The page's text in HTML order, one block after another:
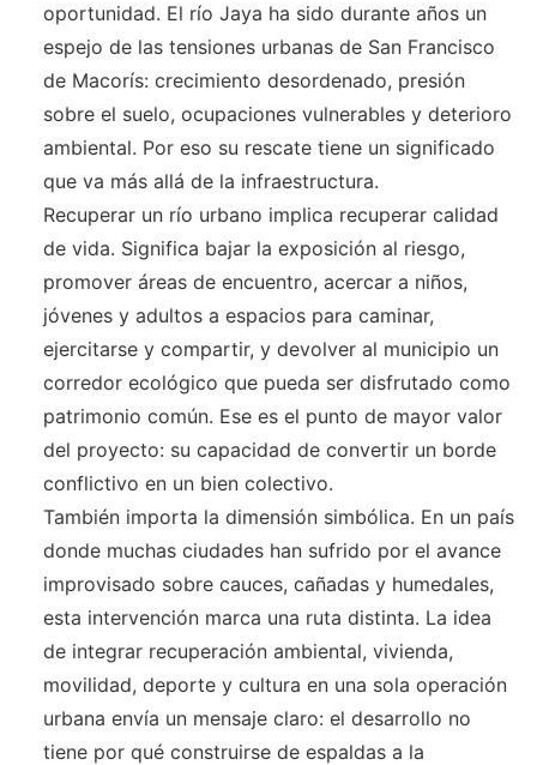
oportunidad. El río Jaya ha sido durante años un
espejo de las tensiones urbanas de San Francisco
de Macorís: crecimiento desordenado, presión
sobre el suelo, ocupaciones vulnerables y deterioro
ambiental. Por eso su rescate tiene un significado
que va más allá de la infraestructura.
Recuperar un río urbano implica recuperar calidad
de vida. Significa bajar la exposición al riesgo,
promover áreas de encuentro, acercar a niños,
jóvenes y adultos a espacios para caminar,
ejercitarse y compartir, y devolver al municipio un
corredor ecológico que pueda ser disfrutado como
patrimonio común. Ese es el punto de mayor valor
del proyecto: su capacidad de convertir un borde
conflictivo en un bien colectivo.
También importa la dimensión simbólica. En un país
donde muchas ciudades han sufrido por el avance
improvisado sobre cauces, cañadas y humedales,
esta intervención marca una ruta distinta. La idea
de integrar recuperación ambiental, vivienda,
movilidad, deporte y cultura en una sola operación
urbana envía un mensaje claro: el desarrollo no
tiene por qué construirse de espaldas a la